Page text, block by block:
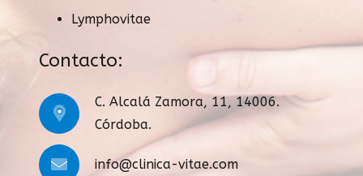
Lymphovitae
Contacto:
C. Alcalá Zamora, 11, 14006.
Córdoba.
info@clinica-vitae.com